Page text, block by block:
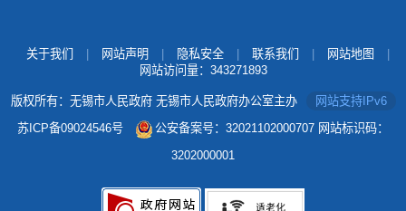
关于我们 网站声明 隐私安全 联系我们 网站地图
网站访问量： 343271893
版权所有：无锡市人民政府 无锡市人民政府办公室主办
网站支持IPv6
苏ICP备09024546号
公安备案号：32021102000707 网站标识码：
3202000001